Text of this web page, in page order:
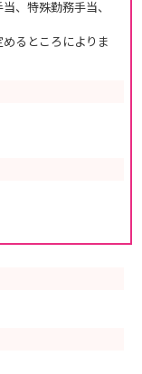
、特殊勤務手当、
るところによりま